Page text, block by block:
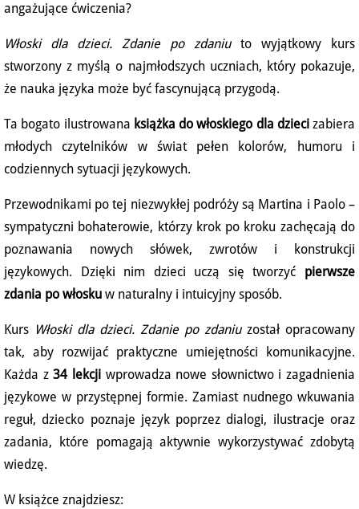
angażujące ćwiczenia?
Włoski dla dzieci. Zdanie po zdaniuto wyjątkowy kurs
stworzony z myślą o najmłodszych uczniach, który pokazuje,
że nauka języka może być fascynującą przygodą.
Ta bogato ilustrowana książka do włoskiego dla dziecizabiera
młodych czytelników w świat pełen kolorów, humoru i
codziennych sytuacji językowych.
Przewodnikami po tej niezwykłej podróży są Martina i Paolo –
sympatyczni bohaterowie, którzy krok po kroku zachęcają do
poznawania nowych słówek, zwrotów i konstrukcji
językowych. Dzięki nim dzieci uczą się tworzyć pierwsze
zdania po włosku w naturalny i intuicyjny sposób.
Kurs Włoski dla dzieci. Zdanie po zdaniuzostał opracowany
tak, aby rozwijać praktyczne umiejętności komunikacyjne.
Każda z34 lekcjiwprowadza nowe słownictwo i zagadnienia
językowe w przystępnej formie. Zamiast nudnego wkuwania
reguł, dziecko poznaje język poprzez dialogi, ilustracje oraz
zadania, które pomagają aktywnie wykorzystywać zdobytą
wiedzę.
W książce znajdziesz: